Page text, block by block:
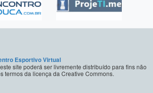
Esportivo Virtual
site poderá ser livremente distribuído para fins não
termos da licença da Creative Commons.